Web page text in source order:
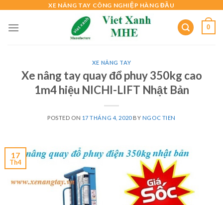
content
XE NÂNG TAY CÔNG NGHIỆP HÀNG ĐẦU
0
XE NÂNG TAY
Xe nâng tay quay đổ phuy 350kg cao
1m4 hiệu NICHI-LIFT Nhật Bản
POSTED ON 17 THÁNG 4, 2020BY NGOC TIEN
17
Th4